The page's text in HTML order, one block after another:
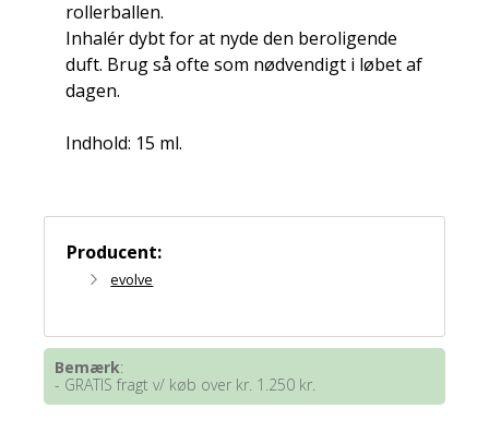
rollerballen.
Inhalér dybt for at nyde den beroligende
duft. Brug så ofte som nødvendigt i løbet af
dagen.
Indhold: 15 ml.
Producent:
evolve
Bemærk:
- GRATIS fragt v/ køb over kr. 1.250 kr.